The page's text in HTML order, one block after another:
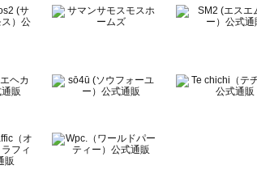
ティーズブルー）のボトムス一覧
ティー）のボトムス一覧